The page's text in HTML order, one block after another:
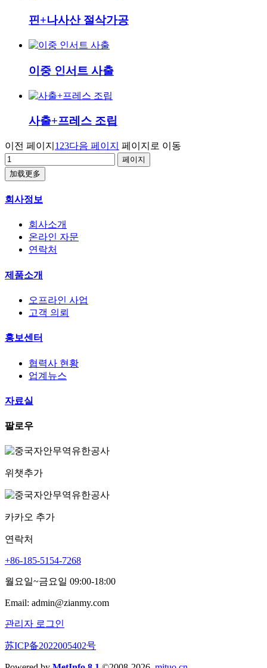
핀+나사산 절삭가공
이중 인서트 사출
사출+프레스 조립
이전 페이지 1 23다음 페이지 페이지로 이동
加载更多
회사정보
회사소개
온라인 자문
연락처
제품소개
오프라인 사업
고객 의뢰
홍보센터
협력사 현황
업계뉴스
자료실
팔로우
위챗추가
카카오 추가
연락처
+86-185-5154-7268
월요일~금요일 09:00-18:00
Email: admin@zianmy.com
관리자 로그인
苏ICP备2022005402号